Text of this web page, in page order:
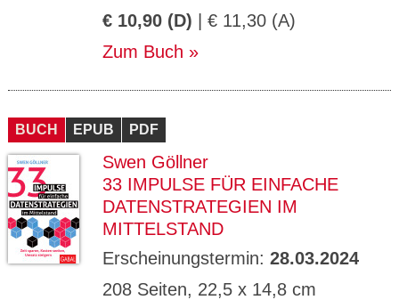
€ 10,90 (D) | € 11,30 (A)
Zum Buch
BUCH EPUB PDF
Swen Göllner
33 IMPULSE FÜR EINFACHE
DATENSTRATEGIEN IM
MITTELSTAND
Erscheinungstermin: 28.03.2024
208 Seiten, 22,5 x 14,8 cm